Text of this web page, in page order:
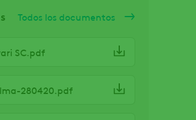
Todos los documentos
SC.pdf
280420.pdf